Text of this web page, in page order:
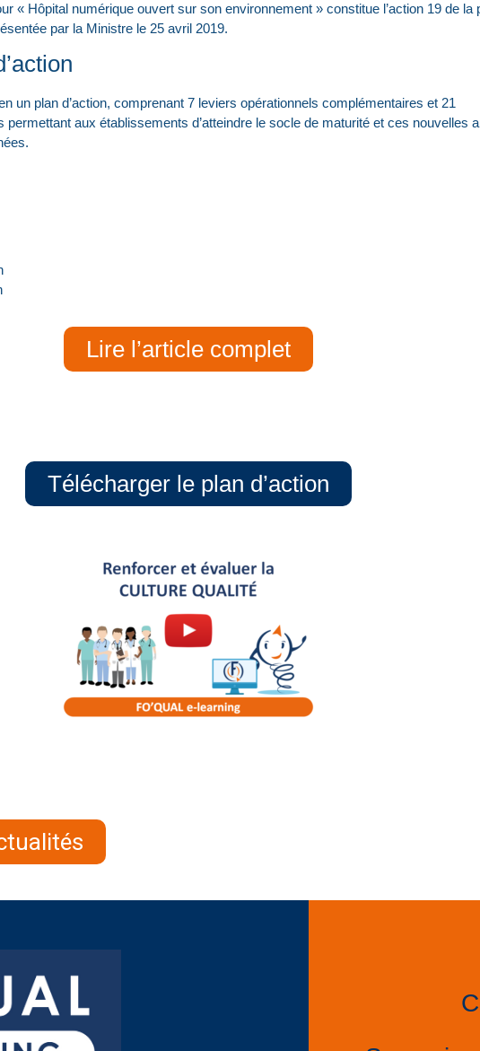
« Hôpital numérique ouvert sur son environnement » constitue l’action 19 de la
par la Ministre le 25 avril 2019.
un plan d’action, comprenant 7 leviers opérationnels complémentaires et 21
permettant aux établissements d’atteindre le socle de maturité et ces nouvelles
Lire l’article complet
Télécharger le plan d’action